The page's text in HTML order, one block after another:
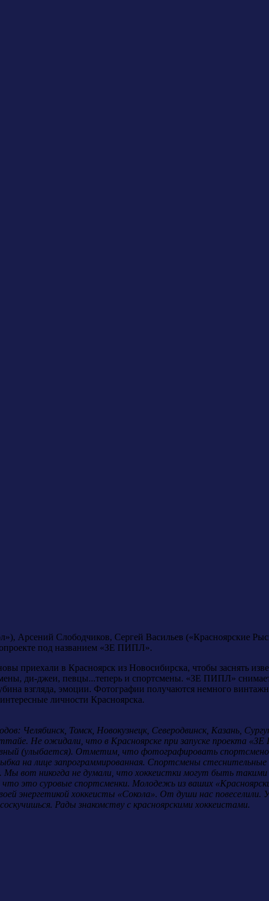
Арсений Слободчиков, Сергей Васильев («Красноярские
под названием «ЗЕ ПИПЛ».
приехали в Красноярск из Новосибирска, чтобы заснять
ди-джеи, певцы...теперь и спортсмены. «ЗЕ ПИПЛ»
взгляда, эмоции. Фотографии получаются немного
личности Красноярска.
Челябинск, Томск, Новокузнецк, Северодвинск, Казань,
Не ожидали, что в Красноярске при запуске проекта
(улыбается). Отметим, что фотографировать
на лице запрограммированная. Спортсмены
Мы вот никогда не думали, что хоккеистки могут быть
это суровые спортсменки. Молодежь из ваших
энергетикой хоккеисты «Сокола». От души нас
Рады знакомству с красноярскими хоккеистами.